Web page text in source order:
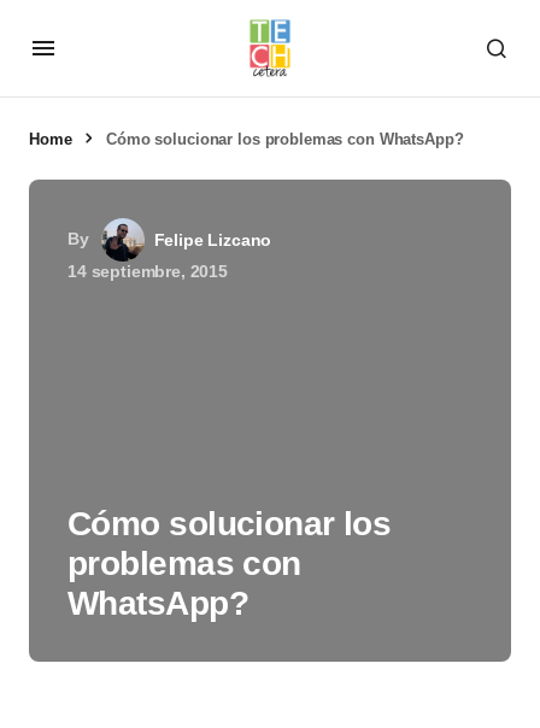
Home Cómo solucionar los problemas con WhatsApp?
By
Felipe Lizcano
14 septiembre, 2015
Cómo solucionar los
problemas con
WhatsApp?